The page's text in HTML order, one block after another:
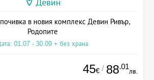
Девин
в новия комплекс Девин Ривър,
Родопите
01.07 - 30.09 + без храна
45€ / 88.01
лв.